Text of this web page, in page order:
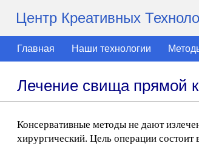
Центр Креативных
Главная Наши технологии
Лечение свища прямой
Консервативные методы не дают
хирургический. Цель операции состоит